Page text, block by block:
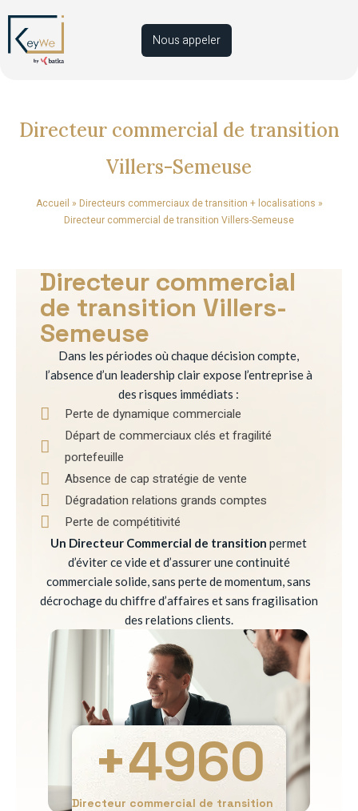
Nous appeler
Directeur commercial de transition
Villers-Semeuse
Accueil » Directeurs commerciaux de transition + localisations »
Directeur commercial de transition Villers-Semeuse
Directeur commercial
de transition Villers-
Semeuse
Dans les périodes où chaque décision compte,
l’absence d’un leadership clair expose l’entreprise à
des risques immédiats :
Perte de dynamique commerciale
Départ de commerciaux clés et fragilité
portefeuille
Absence de cap stratégie de vente
Dégradation relations grands comptes
Perte de compétitivité
Un Directeur Commercial de transition permet
d’éviter ce vide et d’assurer une continuité
commerciale solide, sans perte de momentum, sans
décrochage du chiffre d’affaires et sans fragilisation
des relations clients.
Directeur commercial de transition
+4960